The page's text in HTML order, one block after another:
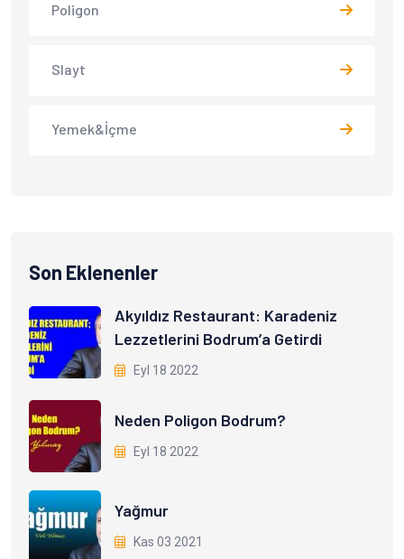
Poligon
Slayt
Yemek&İçme
Son Eklenenler
Akyıldız Restaurant: Karadeniz
Lezzetlerini Bodrum’a Getirdi
Eyl 18 2022
Neden Poligon Bodrum?
Eyl 18 2022
Yağmur
Kas 03 2021